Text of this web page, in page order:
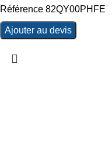
Référence 82QY00PHFE
Ajouter au devis